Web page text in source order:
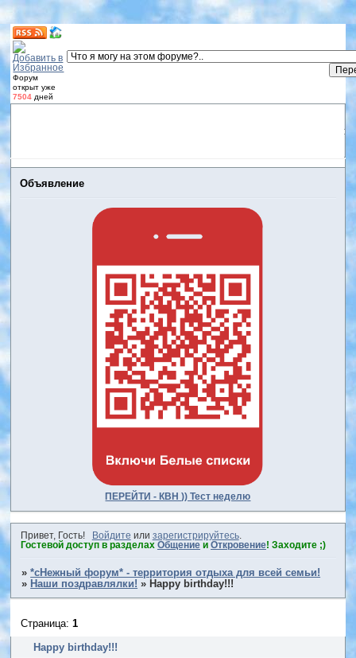
Форум
открыт уже
7504 дней
Объявление
ПЕРЕЙТИ - КВН )) Тест неделю
Привет, Гость! Войдите или зарегистрируйтесь.
Гостевой доступ в разделах Общениеи Откровение! Заходите ;)
»*сНежный форум* - территория отдыха для всей семьи!
» Наши поздравлялки! » Happy birthday!!!
Happy birthday!!!
Страница:1